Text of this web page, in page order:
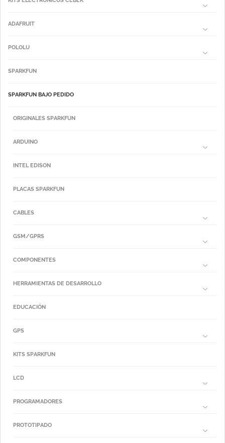
ADAFRUIT
POLOLU
SPARKFUN
SPARKFUN BAJO PEDIDO
ORIGINALES SPARKFUN
ARDUINO
INTEL EDISON
PLACAS SPARKFUN
CABLES
GSM/GPRS
COMPONENTES
HERRAMIENTAS DE DESARROLLO
EDUCACIÓN
GPS
KITS SPARKFUN
LCD
PROGRAMADORES
PROTOTIPADO